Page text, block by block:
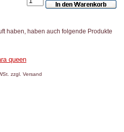
haben, haben auch folgende Produkte
queen
zzgl. Versand